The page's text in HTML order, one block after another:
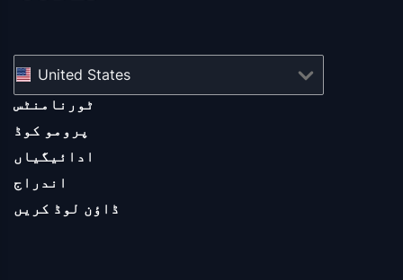
United States
ٹورنامنٹس
پرومو کوڈ
ادائیگیاں
اندراج
ڈاؤن لوڈ کریں